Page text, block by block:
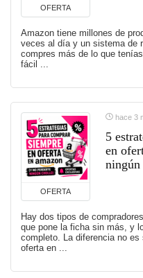
OFERTA
Amazon tiene millones de
veces al día y un sistema de
compres más de lo que
fácil ...
OFERTA
hace 3
5
en
Hay dos tipos de
que pone la ficha sin más, y
completo. La diferencia no
oferta en ...